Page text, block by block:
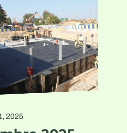
2025